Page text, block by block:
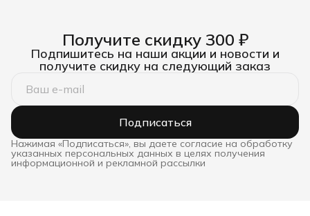
Получите скидку 300 ₽
Подпишитесь на наши акции и новости и
получите скидку на следующий заказ
Подписаться
Нажимая «Подписаться», вы даете согласие на обработку
указанных персональных данных в целях получения
информационной и рекламной рассылки